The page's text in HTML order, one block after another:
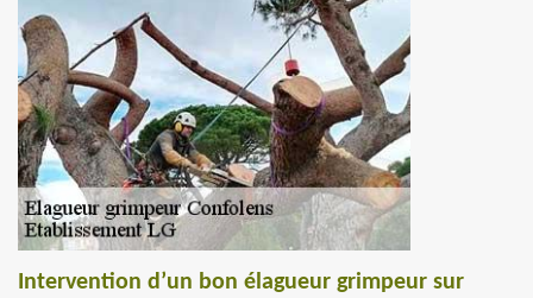
Intervention d’un bon élagueur grimpeur sur